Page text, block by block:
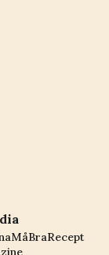
MåBraRecept